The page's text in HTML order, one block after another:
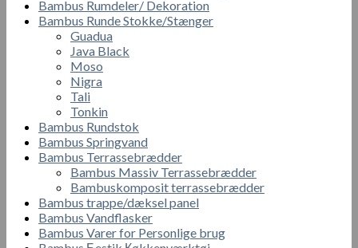
Bambus Rumdeler/ Dekoration
Bambus Runde Stokke/Stænger
Guadua
Java Black
Moso
Nigra
Tali
Tonkin
Bambus Rundstok
Bambus Springvand
Bambus Terrassebrædder
Bambus Massiv Terrassebrædder
Bambuskomposit terrassebrædder
Bambus trappe/dæksel panel
Bambus Vandflasker
Bambus Varer for Personlige brug